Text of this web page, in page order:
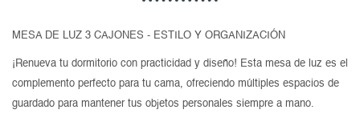
MESA DE LUZ 3 CAJONES - ESTILO Y ORGANIZACIÓN
¡Renueva tu dormitorio con practicidad y diseño! Esta mesa de luz es el
complemento perfecto para tu cama, ofreciendo múltiples espacios de
guardado para mantener tus objetos personales siempre a mano.